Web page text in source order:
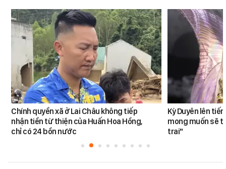
Chính quyền xã ở Lai Châu không tiếp
nhận tiền từ thiện của Huấn Hoa Hồng,
chỉ có 24 bồn nước
Kỳ Duyên lên
mong muốn sẽ
trai"